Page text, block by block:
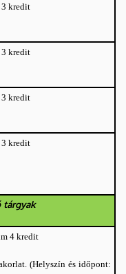
3 kredit
3 kredit
3 kredit
3 kredit
tárgyak
4 kredit
. (Helyszín és időpont: